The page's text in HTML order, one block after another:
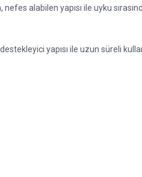
alabilen yapısı ile uyku
yapısı ile uzun süreli